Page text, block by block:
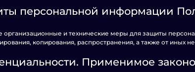
персональной информации
организационные и технические меры для защиты
копирования, распространения, а также от иных
Применимое